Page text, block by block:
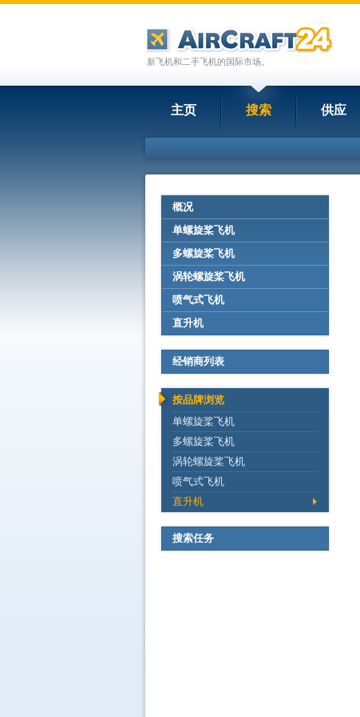
新飞机和二手飞机的国际市场。
主页 搜索 供应
概况
单螺旋桨飞机
多螺旋桨飞机
涡轮螺旋桨飞机
喷气式飞机
直升机
经销商列表
按品牌浏览
单螺旋桨飞机
多螺旋桨飞机
涡轮螺旋桨飞机
喷气式飞机
直升机
搜索任务